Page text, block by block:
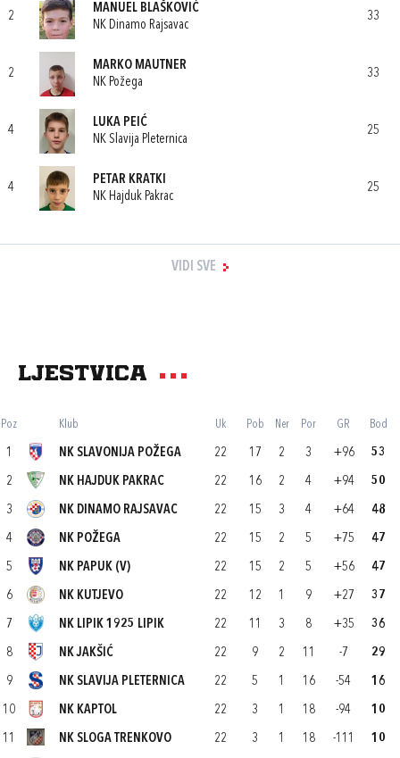
2
MANUEL BLAŠKOVIĆ
NK Dinamo Rajsavac
33
2
MARKO MAUTNER
NK Požega
33
4
LUKA PEIĆ
NK Slavija Pleternica
25
4
PETAR KRATKI
NK Hajduk Pakrac
25
VIDI SVE
Ljestvica
Poz Klub Uk Pob Ner Por GR Bod
1 NK SLAVONIJA POŽEGA 22 17 2 3 +96 53
2 NK HAJDUK PAKRAC 22 16 2 4 +94 50
3 NK DINAMO RAJSAVAC 22 15 3 4 +64 48
4 NK POŽEGA 22 15 2 5 +75 47
5 NK PAPUK (V) 22 15 2 5 +56 47
6 NK KUTJEVO 22 12 1 9 +27 37
7 NK LIPIK 1925 LIPIK 22 11 3 8 +35 36
8 NK JAKŠIĆ 22 9 2 11 -7 29
9 NK SLAVIJA PLETERNICA 22 5 1 16 -54 16
10 NK KAPTOL 22 3 1 18 -94 10
11 NK SLOGA TRENKOVO 22 3 1 18 -111 10